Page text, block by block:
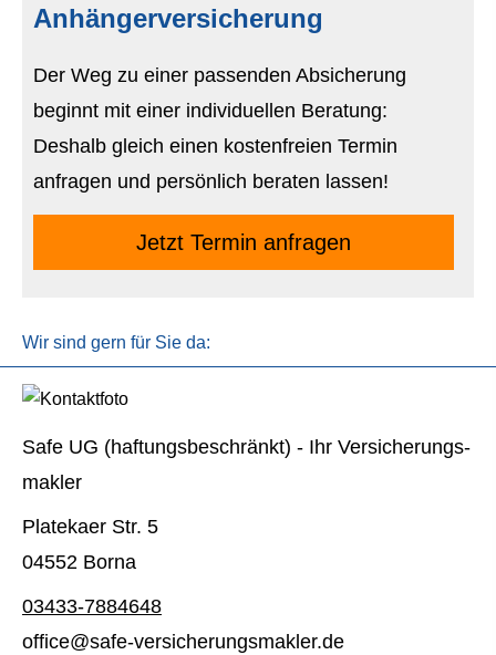
Anhängerversicherung
Der Weg zu einer passenden Absicherung
beginnt mit einer individuellen Beratung:
Deshalb gleich einen kostenfreien Termin
anfragen und persönlich beraten lassen!
Jetzt Termin anfragen
Wir sind gern für Sie da:
Safe UG (haftungsbeschränkt) - Ihr Ver­sicherungs­
makler
Platekaer Str. 5
04552 Borna
03433-7884648
office@safe-versicherungsmakler.de